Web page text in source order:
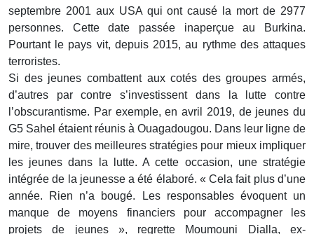
septembre 2001 aux USA qui ont causé la mort de 2977
personnes. Cette date passée inaperçue au Burkina.
Pourtant le pays vit, depuis 2015, au rythme des attaques
terroristes.
Si des jeunes combattent aux cotés des groupes armés,
d’autres par contre s’investissent dans la lutte contre
l’obscurantisme. Par exemple, en avril 2019, de jeunes du
G5 Sahel étaient réunis à Ouagadougou. Dans leur ligne de
mire, trouver des meilleures stratégies pour mieux impliquer
les jeunes dans la lutte. A cette occasion, une stratégie
intégrée de la jeunesse a été élaboré. « Cela fait plus d’une
année. Rien n’a bougé. Les responsables évoquent un
manque de moyens financiers pour accompagner les
projets de jeunes », regrette Moumouni Dialla, ex-